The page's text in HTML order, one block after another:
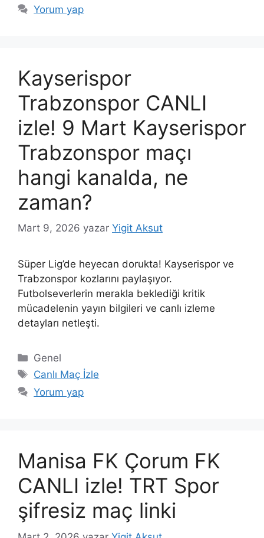
Yorum yap
Kayserispor
Trabzonspor CANLI
izle! 9 Mart Kayserispor
Trabzonspor maçı
hangi kanalda, ne
zaman?
Mart 9, 2026 yazar Yigit Aksut
Süper Lig’de heyecan dorukta! Kayserispor ve
Trabzonspor kozlarını paylaşıyor.
Futbolseverlerin merakla beklediği kritik
mücadelenin yayın bilgileri ve canlı izleme
detayları netleşti.
Kategoriler
Genel
Etiketler
Canlı Maç İzle
Yorum yap
Manisa FK Çorum FK
CANLI izle! TRT Spor
şifresiz maç linki